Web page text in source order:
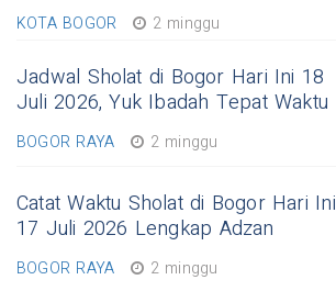
KOTA BOGOR 2 minggu
Jadwal Sholat di Bogor Hari Ini 18
Juli 2026, Yuk Ibadah Tepat Waktu
BOGOR RAYA 2 minggu
Catat Waktu Sholat di Bogor Hari Ini
17 Juli 2026 Lengkap Adzan
BOGOR RAYA 2 minggu